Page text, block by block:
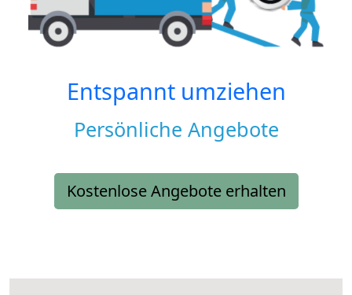
Entspannt umziehen
Persönliche Angebote
Kostenlose Angebote erhalten